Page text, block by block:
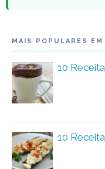
MAIS POPULARES
10
10